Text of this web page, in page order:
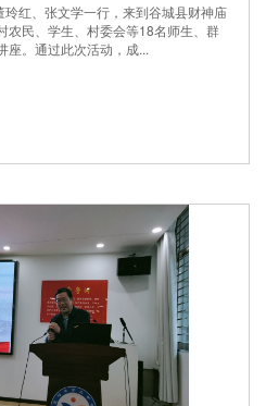
红、张文学一行，来到谷城县财神庙
农民、学生、村委会等18名师生、群
座。通过此次活动，成...